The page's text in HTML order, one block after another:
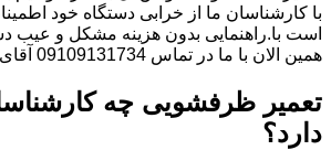
با کارشناسان ما از خرابی دستگاه خود
است با.راهنمایی بدون هزینه مشکل و عیب
همین الان با ما در تماس 09109131734 آقای حبیب محمدی باشید
تعمیر ظرفشویی چه
دارد؟